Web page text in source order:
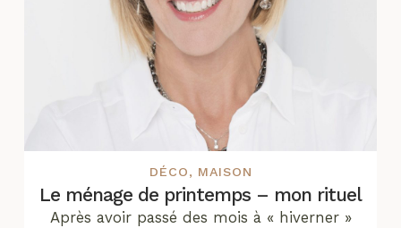
DÉCO, MAISON
Le ménage de printemps – mon rituel
Après avoir passé des mois à « hiverner »